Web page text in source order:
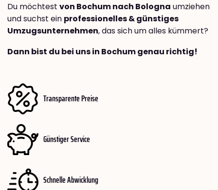
Du möchtest von Bochum nach Bologna umziehen
und suchst ein professionelles & günstiges
Umzugsunternehmen, das sich um alles kümmert?
Dann bist du bei uns in Bochum genau richtig!
Transparente Preise
Günstiger Service
Schnelle Abwicklung